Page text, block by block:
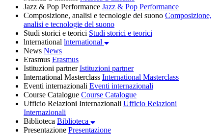
Jazz & Pop Performance Jazz & Pop Performance
Composizione, analisi e tecnologie del suono Composizione,
analisi e tecnologie del suono
Studi storici e teorici Studi storici e teorici
lnternational lnternational
News News
Erasmus Erasmus
Istituzioni partner Istituzioni partner
International Masterclass International Masterclass
Eventi internazionali Eventi internazionali
Course Catalogue Course Catalogue
Ufficio Relazioni Internazionali Ufficio Relazioni
Internazionali
Biblioteca Biblioteca
Presentazione Presentazione